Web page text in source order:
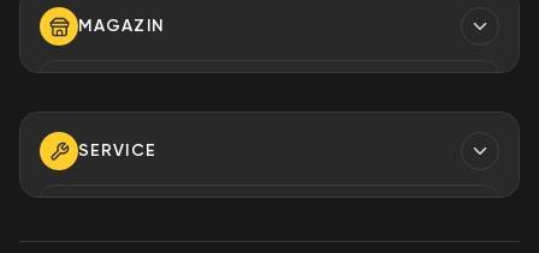
Despre Noi
MAGAZIN
+373 79 923 304
+373 79 923 306
E-MAIL
SERVICE
+373 79 923 301